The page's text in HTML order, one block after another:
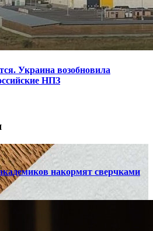
Украина возобновила
НПЗ
накормят сверчками